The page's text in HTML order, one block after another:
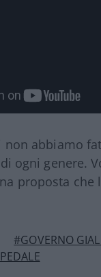
non abbiamo
ogni genere.
proposta che
#GOVERNO